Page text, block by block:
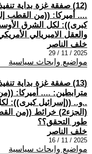
(12) صفقة غزة بداية
.... أميركا: ((من القطب
والعقل الامبريالي
خلف الناصر
2025 / 11 / 29
مواضيع وابحاث سياسية
(13) صفقة غزة بداية
مترابطين: .... أميركا:
..و.. ((إسرائيل كبرى)):
(الجزء2) خرائط
طور التحقق؟؟
خلف الناصر
2025 / 11 / 16
مواضيع وابحاث سياسية